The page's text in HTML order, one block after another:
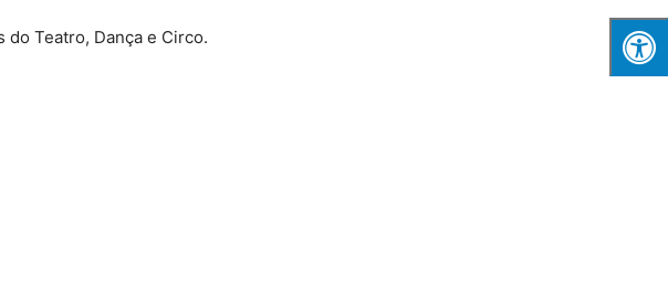
do Teatro, Dança e Circo.